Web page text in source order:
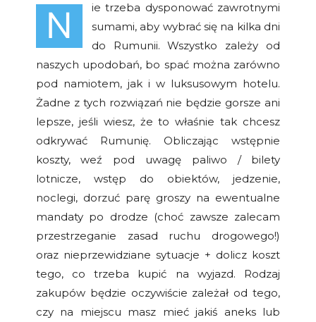
N
ie trzeba dysponować zawrotnymi
sumami, aby wybrać się na kilka dni
do Rumunii. Wszystko zależy od
naszych upodobań, bo spać można zarówno
pod namiotem, jak i w luksusowym hotelu.
Żadne z tych rozwiązań nie będzie gorsze ani
lepsze, jeśli wiesz, że to właśnie tak chcesz
odkrywać Rumunię. Obliczając wstępnie
koszty, weź pod uwagę paliwo / bilety
lotnicze, wstęp do obiektów, jedzenie,
noclegi, dorzuć parę groszy na ewentualne
mandaty po drodze (choć zawsze zalecam
przestrzeganie zasad ruchu drogowego!)
oraz nieprzewidziane sytuacje + dolicz koszt
tego, co trzeba kupić na wyjazd. Rodzaj
zakupów będzie oczywiście zależał od tego,
czy na miejscu masz mieć jakiś aneks lub